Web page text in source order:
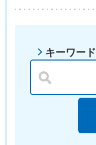
キーワー